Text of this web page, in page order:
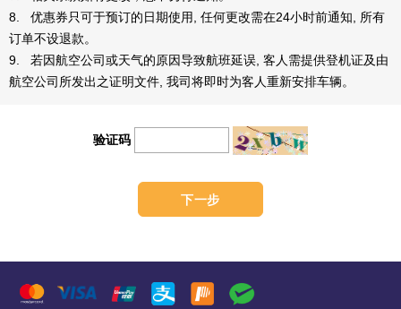
8. 优惠券只可于预订的日期使用, 任何更改需在24小时前通知, 所有
订单不设退款。
9. 若因航空公司或天气的原因导致航班延误, 客人需提供登机证及由
航空公司所发出之证明文件, 我司将即时为客人重新安排车辆。
验证码
下一步